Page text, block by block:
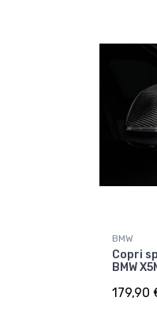
BMW
Copri
BMW
179,90